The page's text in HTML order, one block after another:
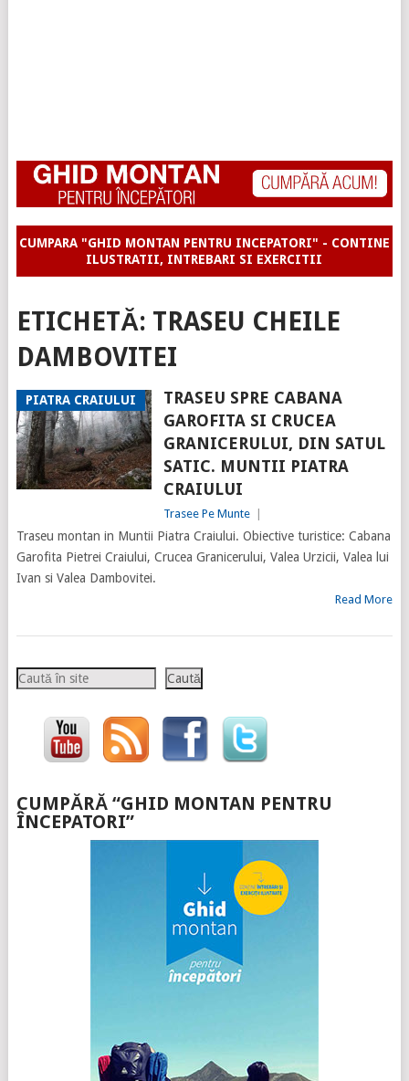
CUMPARA "GHID MONTAN PENTRU INCEPATORI" - CONTINE
ILUSTRATII, INTREBARI SI EXERCITII
ETICHETĂ: TRASEU CHEILE
DAMBOVITEI
PIATRA CRAIULUI
TRASEU SPRE CABANA
GAROFITA SI CRUCEA
GRANICERULUI, DIN SATUL
SATIC. MUNTII PIATRA
CRAIULUI
Trasee Pe Munte
Traseu montan in Muntii Piatra Craiului. Obiective turistice: Cabana
Garofita Pietrei Craiului, Crucea Granicerului, Valea Urzicii, Valea lui
Ivan si Valea Dambovitei.
Read More
Caută Caută
CUMPĂRĂ “GHID MONTAN PENTRU
ÎNCEPATORI”